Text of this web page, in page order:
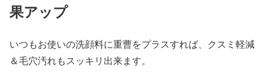
果アップ
いつもお使いの洗顔料に重曹をプラスすれば、クスミ軽減
＆毛穴汚れもスッキリ出来ます。